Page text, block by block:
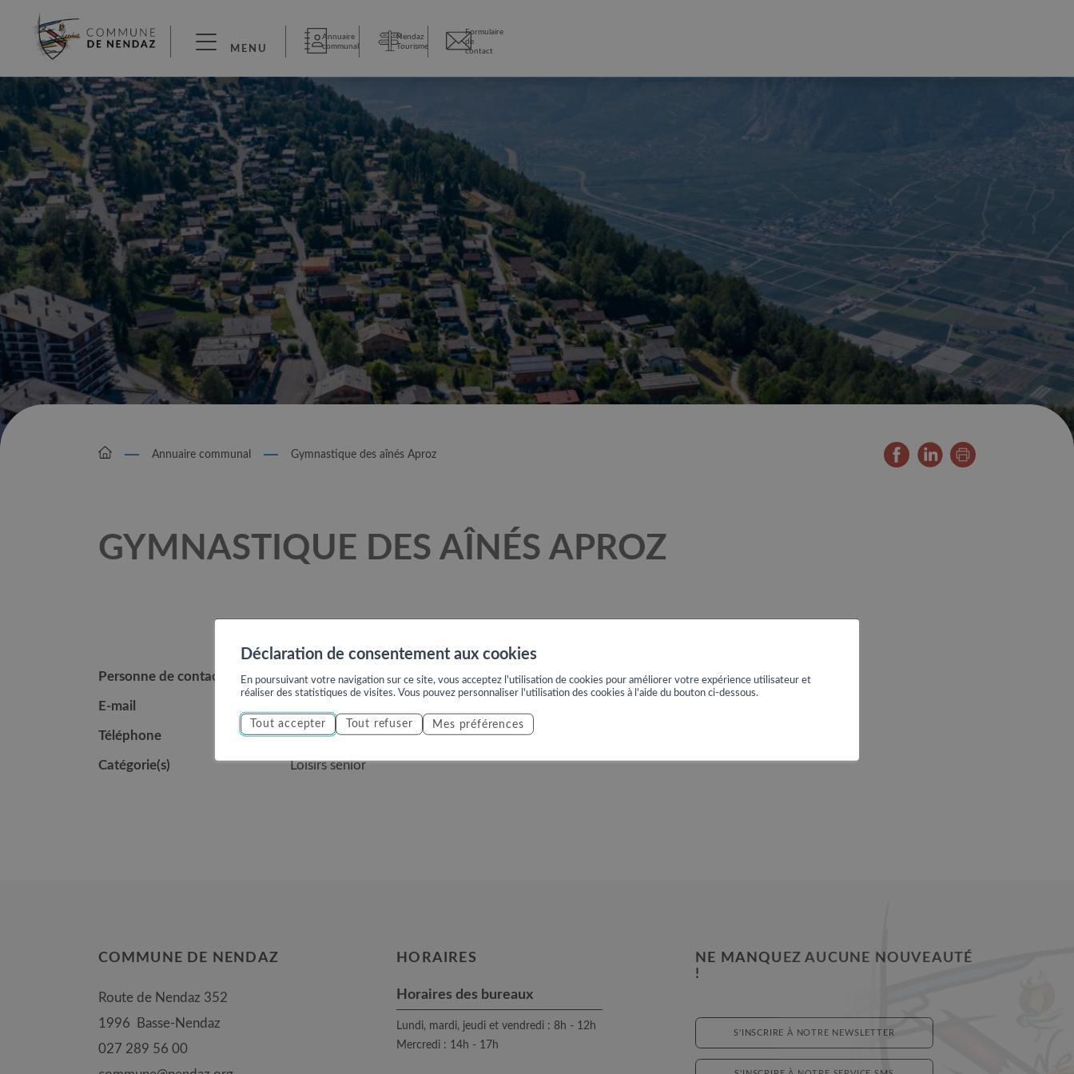
MENU
Annuaire
communal
Nendaz
Tourisme
Formulaire
de
contact
Annuaire communal Gymnastique des aînés Aproz
GYMNASTIQUE DES AÎNÉS APROZ
Personne de contact Yvonne Fournier
E-mail
Téléphone 079 321 57 15
Catégorie(s) Loisirs senior
COMMUNE DE NENDAZ
Route de Nendaz 352
1996
Basse-Nendaz
027 289 56 00
HORAIRES
Horaires des bureaux
Lundi, mardi, jeudi et vendredi : 8h - 12h
Mercredi : 14h - 17h
NE MANQUEZ AUCUNE NOUVEAUTÉ
!
S'INSCRIRE À NOTRE NEWSLETTER
Déclaration de consentement aux cookies
En poursuivant votre navigation sur ce site, vous acceptez l'utilisation de cookies pour améliorer votre expérience utilisateur et
réaliser des statistiques de visites. Vous pouvez personnaliser l'utilisation des cookies à l'aide du bouton ci-dessous.
Tout accepter Tout refuser Mes préférences